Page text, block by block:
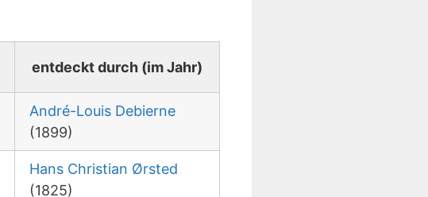
entdeckt durch (im Jahr)
André-Louis Debierne
(1899)
Hans Christian Ørsted
(1825)